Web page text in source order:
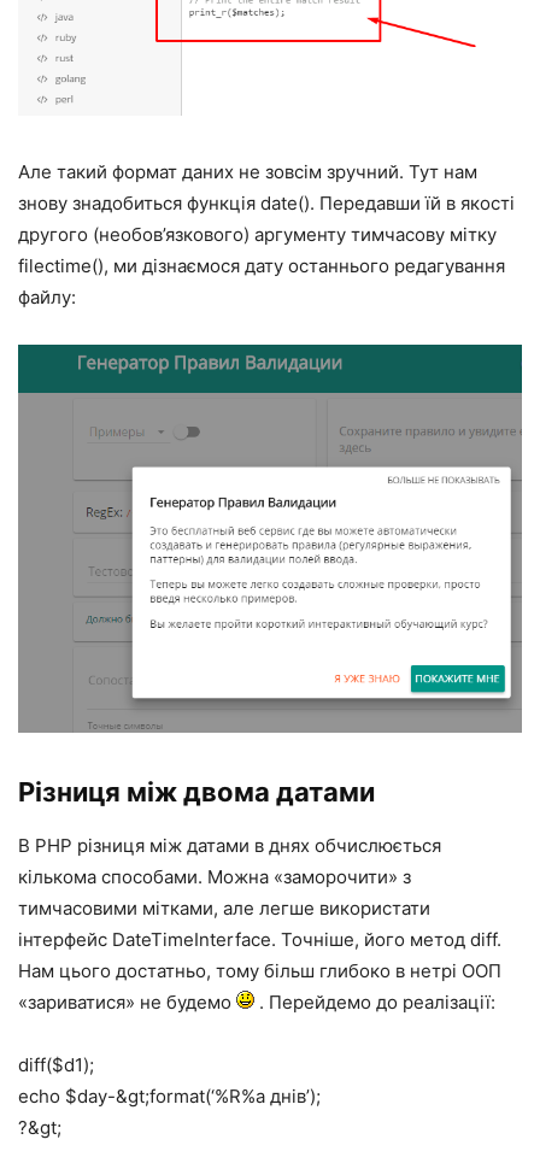
Але такий формат даних не зовсім зручний. Тут нам
знову знадобиться функція date(). Передавши їй в якості
другого (необов’язкового) аргументу тимчасову мітку
filectime(), ми дізнаємося дату останнього редагування
файлу:
Різниця між двома датами
В PHP різниця між датами в днях обчислюється
кількома способами. Можна «заморочити» з
тимчасовими мітками, але легше використати
інтерфейс DateTimeInterface. Точніше, його метод diff.
Нам цього достатньо, тому більш глибоко в нетрі ООП
«зариватися» не будемо
. Перейдемо до реалізації:
diff($d1);
echo $day-&gt;format(‘%R%a днів’);
?&gt;